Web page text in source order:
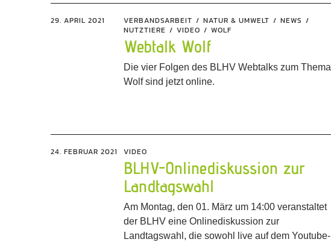
29. APRIL 2021 VERBANDSARBEIT NATUR & UMWELT
NEWS
NUTZTIERE
VIDEO WOLF
Webtalk Wolf
Die vier Folgen des BLHV Webtalks zum Thema
Wolf sind jetzt online.
24. FEBRUAR 2021 VIDEO
BLHV-Onlinediskussion zur
Landtagswahl
Am Montag, den 01. März um 14:00 veranstaltet
der BLHV eine Onlinediskussion zur
Landtagswahl, die sowohl live auf dem Youtube-